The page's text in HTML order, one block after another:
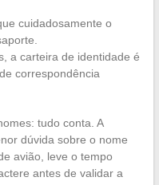
cuidadosamente o
a carteira de identidade é
correspondência
tudo conta. A
dúvida sobre o nome
avião, leve o tempo
antes de validar a